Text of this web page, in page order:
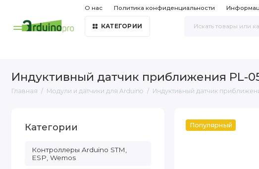
О нас Политика конфиденциальности
КАТЕГОРИИ
Индуктивный датчик приближения PL-
Главная Модули и датчики для Arduino Индуктивный датчик
Категории
Контроллеры Arduino STM,
ESP, Wemos
Популярный